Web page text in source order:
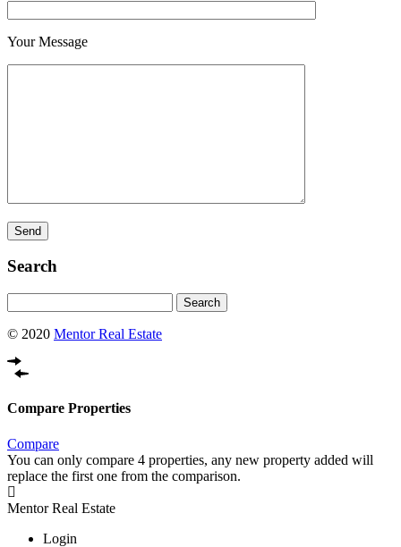
Your Message
Search
for:
© 2020 Mentor Real Estate
Compare Properties
Compare
You can only compare 4 properties, any new property added will
replace the first one from the comparison.
Mentor Real Estate
Login